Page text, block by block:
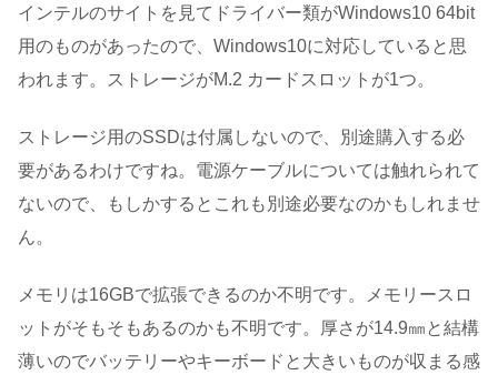
インテルのサイトを見てドライバー類がWindows10 64bit
用のものがあったので、Windows10に対応していると思
われます。ストレージがM.2 カードスロットが1つ。
ストレージ用のSSDは付属しないので、別途購入する必
要があるわけですね。電源ケーブルについては触れられて
ないので、もしかするとこれも別途必要なのかもしれませ
ん。
メモリは16GBで拡張できるのか不明です。メモリースロ
ットがそもそもあるのかも不明です。厚さが14.9㎜と結構
薄いのでバッテリーやキーボードと大きいものが収まる感